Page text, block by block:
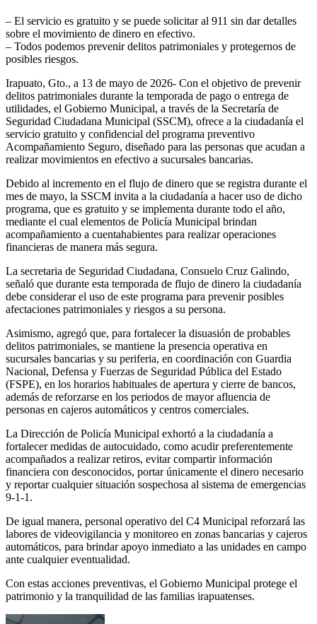
– El servicio es gratuito y se puede solicitar al 911 sin dar detalles
sobre el movimiento de dinero en efectivo.
– Todos podemos prevenir delitos patrimoniales y protegernos de
posibles riesgos.
Irapuato, Gto., a 13 de mayo de 2026- Con el objetivo de prevenir
delitos patrimoniales durante la temporada de pago o entrega de
utilidades, el Gobierno Municipal, a través de la Secretaría de
Seguridad Ciudadana Municipal (SSCM), ofrece a la ciudadanía el
servicio gratuito y confidencial del programa preventivo
Acompañamiento Seguro, diseñado para las personas que acudan a
realizar movimientos en efectivo a sucursales bancarias.
Debido al incremento en el flujo de dinero que se registra durante el
mes de mayo, la SSCM invita a la ciudadanía a hacer uso de dicho
programa, que es gratuito y se implementa durante todo el año,
mediante el cual elementos de Policía Municipal brindan
acompañamiento a cuentahabientes para realizar operaciones
financieras de manera más segura.
La secretaria de Seguridad Ciudadana, Consuelo Cruz Galindo,
señaló que durante esta temporada de flujo de dinero la ciudadanía
debe considerar el uso de este programa para prevenir posibles
afectaciones patrimoniales y riesgos a su persona.
Asimismo, agregó que, para fortalecer la disuasión de probables
delitos patrimoniales, se mantiene la presencia operativa en
sucursales bancarias y su periferia, en coordinación con Guardia
Nacional, Defensa y Fuerzas de Seguridad Pública del Estado
(FSPE), en los horarios habituales de apertura y cierre de bancos,
además de reforzarse en los periodos de mayor afluencia de
personas en cajeros automáticos y centros comerciales.
La Dirección de Policía Municipal exhortó a la ciudadanía a
fortalecer medidas de autocuidado, como acudir preferentemente
acompañados a realizar retiros, evitar compartir información
financiera con desconocidos, portar únicamente el dinero necesario
y reportar cualquier situación sospechosa al sistema de emergencias
9-1-1.
De igual manera, personal operativo del C4 Municipal reforzará las
labores de videovigilancia y monitoreo en zonas bancarias y cajeros
automáticos, para brindar apoyo inmediato a las unidades en campo
ante cualquier eventualidad.
Con estas acciones preventivas, el Gobierno Municipal protege el
patrimonio y la tranquilidad de las familias irapuatenses.